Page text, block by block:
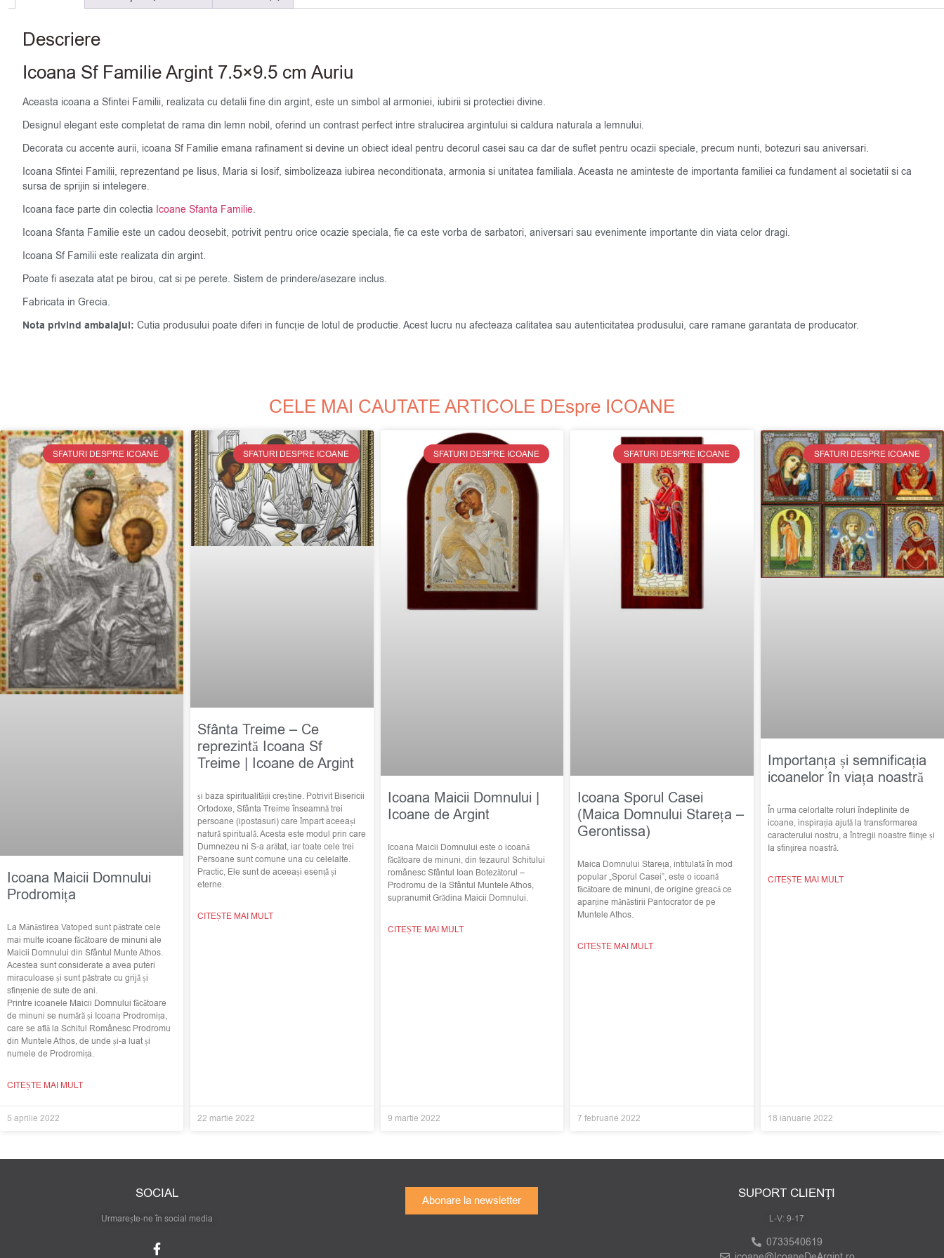
Descriere
Icoana Sf Familie Argint 7.5×9.5 cm Auriu
Aceasta icoana a Sfintei Familii, realizata cu detalii fine din argint, este un simbol al armoniei, iubirii si protectiei divine.
Designul elegant este completat de rama din lemn nobil, oferind un contrast perfect intre stralucirea argintului si caldura naturala a lemnului.
Decorata cu accente aurii, icoana Sf Familie emana rafinament si devine un obiect ideal pentru decorul casei sau ca dar de suflet pentru ocazii speciale, precum nunti, botezuri sau aniversari.
Icoana Sfintei Familii, reprezentand pe Iisus, Maria si Iosif, simbolizeaza iubirea neconditionata, armonia si unitatea familiala. Aceasta ne aminteste de importanta familiei ca fundament al societatii si ca
sursa de sprijin si intelegere.
Icoana face parte din colectia Icoane Sfanta Familie.
Icoana Sfanta Familie este un cadou deosebit, potrivit pentru orice ocazie speciala, fie ca este vorba de sarbatori, aniversari sau evenimente importante din viata celor dragi.
Icoana Sf Familii este realizata din argint.
Poate fi asezata atat pe birou, cat si pe perete. Sistem de prindere/asezare inclus.
Fabricata in Grecia.
Nota privind ambalajul: Cutia produsului poate diferi in funcție de lotul de productie. Acest lucru nu afecteaza calitatea sau autenticitatea produsului, care ramane garantata de producator.
CELE MAI CAUTATE ARTICOLE DEspre ICOANE
SFATURI DESPRE ICOANE
Icoana Maicii Domnului
Prodromița
La Mănăstirea Vatoped sunt păstrate cele
mai multe icoane făcătoare de minuni ale
Maicii Domnului din Sfântul Munte Athos.
Acestea sunt considerate a avea puteri
miraculoase și sunt păstrate cu grijă și
sfințenie de sute de ani.
Printre icoanele Maicii Domnului făcătoare
de minuni se numără și Icoana Prodromița,
care se află la Schitul Românesc Prodromu
din Muntele Athos, de unde și-a luat și
numele de Prodromița.
CITEȘTE MAI MULT
5 aprilie 2022
SFATURI DESPRE ICOANE
Sfânta Treime – Ce
reprezintă Icoana Sf
Treime | Icoane de Argint
și baza spiritualității creștine. Potrivit Bisericii
Ortodoxe, Sfânta Treime înseamnă trei
persoane (ipostasuri) care împart aceeași
natură spirituală. Acesta este modul prin care
Dumnezeu ni S-a arătat, iar toate cele trei
Persoane sunt comune una cu celelalte.
Practic, Ele sunt de aceeași esență și
eterne.
CITEȘTE MAI MULT
22 martie 2022
SFATURI DESPRE ICOANE
Icoana Maicii Domnului |
Icoane de Argint
Icoana Maicii Domnului este o icoană
făcătoare de minuni, din tezaurul Schitului
românesc Sfântul Ioan Botezătorul –
Prodromu de la Sfântul Muntele Athos,
supranumit Grădina Maicii Domnului.
CITEȘTE MAI MULT
9 martie 2022
SFATURI DESPRE ICOANE
Icoana Sporul Casei
(Maica Domnului Stareța –
Gerontissa)
Maica Domnului Stareța, intitulată în mod
popular „Sporul Casei”, este o icoană
făcătoare de minuni, de origine greacă ce
aparține mănăstirii Pantocrator de pe
Muntele Athos.
CITEȘTE MAI MULT
7 februarie 2022
SFATURI DESPRE ICOANE
Importanța și semnificația
icoanelor în viața noastră
În urma celorlalte roluri îndeplinite de
icoane, inspirația ajută la transformarea
caracterului nostru, a întregii noastre fiinţe și
Ia sfinţirea noastră.
CITEȘTE MAI MULT
18 ianuarie 2022
SOCIAL
Urmarește-ne în social media
Abonare la newsletter SUPORT CLIENȚI
L-V: 9-17
0733540619